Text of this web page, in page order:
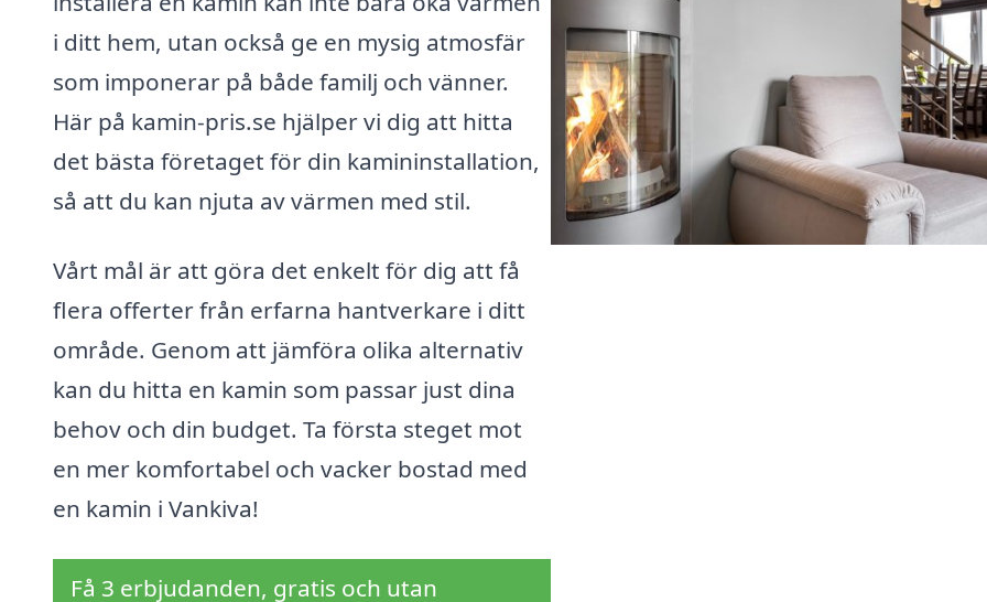
i ditt hem, utan också ge en mysig atmosfär
som imponerar på både familj och vänner.
Här på kamin-pris.se hjälper vi dig att hitta
det bästa företaget för din kamininstallation,
så att du kan njuta av värmen med stil.
Vårt mål är att göra det enkelt för dig att få
flera offerter från erfarna hantverkare i ditt
område. Genom att jämföra olika alternativ
kan du hitta en kamin som passar just dina
behov och din budget. Ta första steget mot
en mer komfortabel och vacker bostad med
en kamin i Vankiva!
Få 3 erbjudanden, gratis och utan